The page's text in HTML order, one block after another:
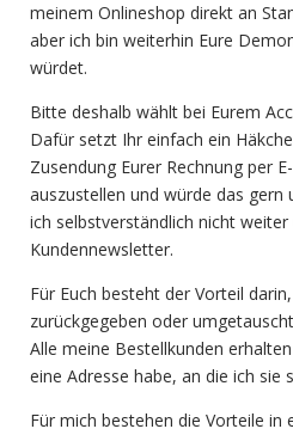
meinem Onlineshop direkt an
aber ich bin weiterhin Eure
würdet.
Bitte deshalb wählt bei Eurem
Dafür setzt Ihr einfach ein
Zusendung Eurer Rechnung per
auszustellen und würde das
ich selbstverständlich nicht
Kundennewsletter.
Für Euch besteht der Vorteil
zurückgegeben oder
Alle meine Bestellkunden
eine Adresse habe, an die ich sie
Für mich bestehen die Vorteile in